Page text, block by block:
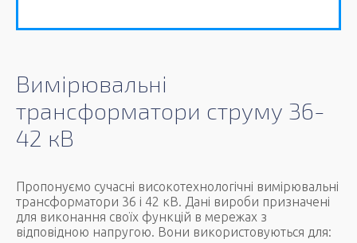
Вимірювальні
трансформатори струму 36-
42 кВ
Пропонуємо сучасні високотехнологічні вимірювальні
трансформатори 36 і 42 кВ. Дані вироби призначені
для виконання своїх функцій в мережах з
відповідною напругою. Вони використовуються для: